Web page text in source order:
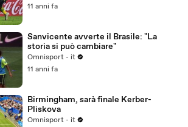
11 anni fa
Sanvicente avverte il Brasile: "La
storia si può cambiare"
Omnisport - it
11 anni fa
Birmingham, sarà finale Kerber-
Pliskova
Omnisport - it